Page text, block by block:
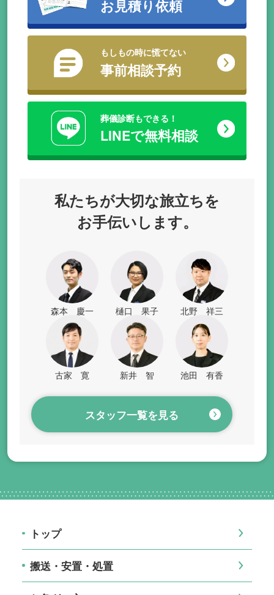
お見積り依頼
もしもの時に慌てない
事前相談予約
葬儀診断もできる！
LINEで無料相談
私たちが大切な旅立ちを
お手伝いします。
森本 慶一 樋口 果子 北野 祥三
古家 寛 新井 智 池田 有香
スタッフ一覧を見る
トップ
搬送・安置・処置